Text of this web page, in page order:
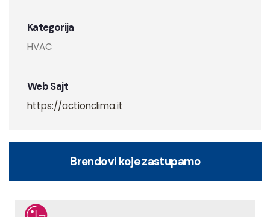
Kategorija
HVAC
Web Sajt
https://actionclima.it
Brendovi koje zastupamo